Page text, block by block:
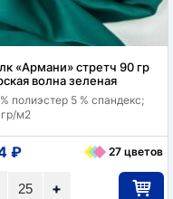
«Армани» стретч 90 гр
волна зеленая
полиэстер 5 % спандекс;
м2
+
₽ 27 цветов